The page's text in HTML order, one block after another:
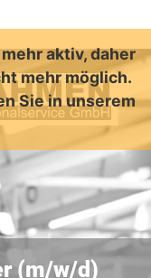
aktiv, daher
mehr möglich.
Sie in unserem
(m/w/d)